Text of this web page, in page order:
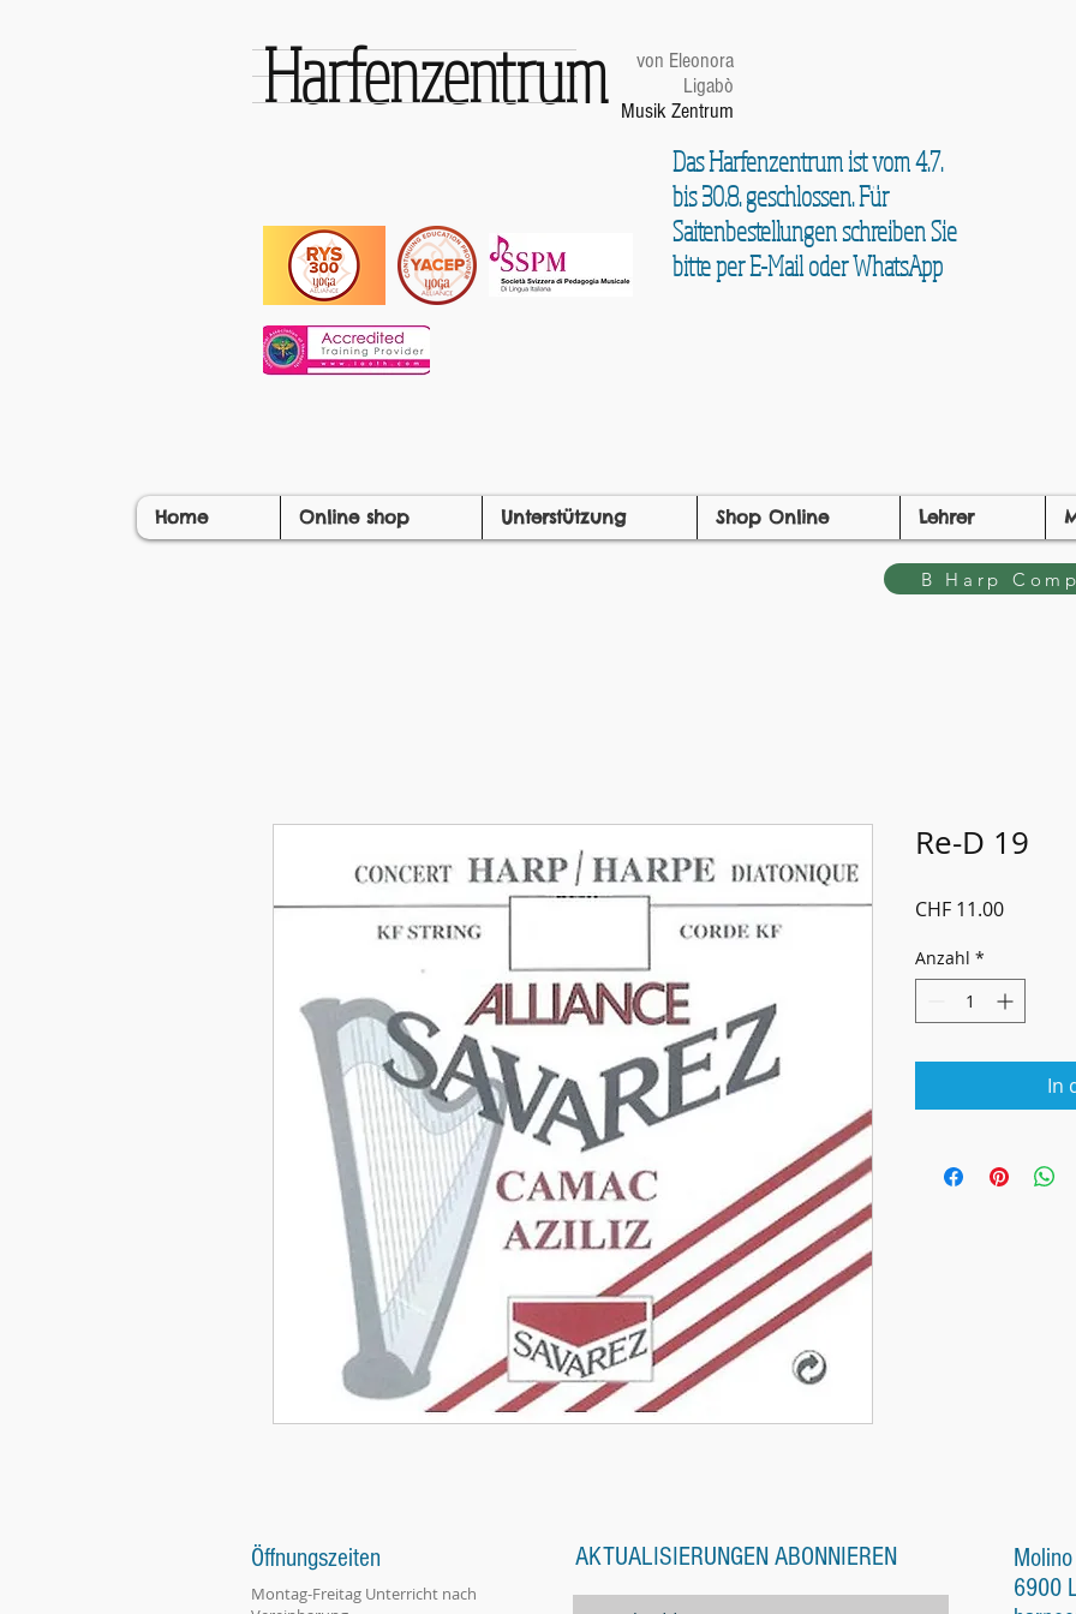
Harfenzentrum
von Eleonora
Ligabò
Musik Zentrum
Das Harfenzentrum ist vom 4.7.
bis 30.8. geschlossen. Für
Saitenbestellungen schreiben Sie
bitte per E-Mail oder WhatsApp
Home Online shop Unterstützung Shop Online Lehrer
B Harp
Re-D 19
CHF 11.00Preis
Anzahl *
In
Öffnungszeiten
Montag-Freitag Unterricht nach
AKTUALISIERUNGEN ABONNIEREN
6900